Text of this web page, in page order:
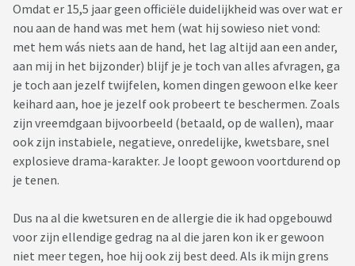
Omdat er 15,5 jaar geen officiële duidelijkheid was over wat er
nou aan de hand was met hem (wat hij sowieso niet vond:
met hem wás niets aan de hand, het lag altijd aan een ander,
aan mij in het bijzonder) blijf je je toch van alles afvragen, ga
je toch aan jezelf twijfelen, komen dingen gewoon elke keer
keihard aan, hoe je jezelf ook probeert te beschermen. Zoals
zijn vreemdgaan bijvoorbeeld (betaald, op de wallen), maar
ook zijn instabiele, negatieve, onredelijke, kwetsbare, snel
explosieve drama-karakter. Je loopt gewoon voortdurend op
je tenen.
Dus na al die kwetsuren en de allergie die ik had opgebouwd
voor zijn ellendige gedrag na al die jaren kon ik er gewoon
niet meer tegen, hoe hij ook zij best deed. Als ik mijn grens